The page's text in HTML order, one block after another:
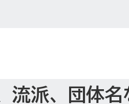
流派、団体名